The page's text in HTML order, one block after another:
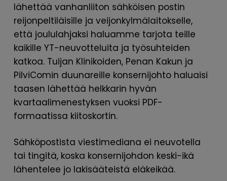
lähettää vanhanliiton sähköisen postin
reijonpeltiläisille ja veijonkylmälaitokselle,
että joululahjaksi haluamme tarjota teille
kaikille YT-neuvotteluita ja työsuhteiden
katkoa. Tuijan Klinikoiden, Penan Kakun ja
PilviComin duunareille konsernijohto haluaisi
taasen lähettää helkkarin hyvän
kvartaalimenestyksen vuoksi PDF-
formaatissa kiitoskortin.
Sähköpostista viestimediana ei neuvotella
tai tingitä, koska konsernijohdon keski-ikä
lähentelee jo lakisääteistä eläkeikää.